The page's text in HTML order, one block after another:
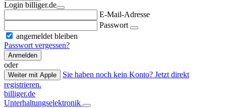
Login billiger.de
E-Mail-Adresse
Passwort
angemeldet bleiben
Passwort vergessen?
Anmelden
oder
Weiter mit Apple
Sie haben noch kein Konto? Jetzt direkt
registrieren.
billiger.de
Unterhaltungselektronik